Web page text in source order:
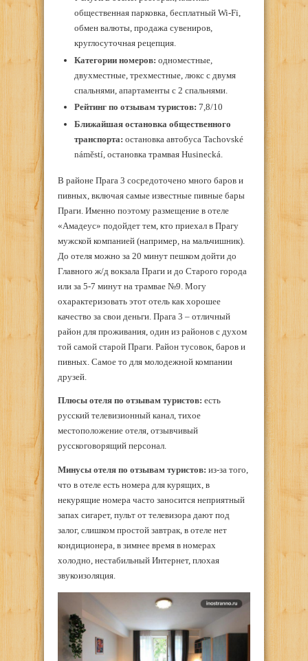
общественная парковка, бесплатный Wi-Fi,
обмен валюты, продажа сувениров,
круглосуточная рецепция.
Категории номеров: одноместные,
двухместные, трехместные, люкс с двумя
спальнями, апартаменты с 2 спальнями.
Рейтинг по отзывам туристов: 7,8/10
Ближайшая остановка общественного
транспорта: остановка автобуса Tachovské
náměstí, остановка трамвая Husinecká.
В районе Прага 3 сосредоточено много баров и
пивных, включая самые известные пивные бары
Праги. Именно поэтому размещение в отеле
«Амадеус» подойдет тем, кто приехал в Прагу
мужской компанией (например, на мальчишник).
До отеля можно за 20 минут пешком дойти до
Главного ж/д вокзала Праги и до Старого города
или за 5-7 минут на трамвае №9. Могу
охарактеризовать этот отель как хорошее
качество за свои деньги. Прага 3 – отличный
район для проживания, один из районов с духом
той самой старой Праги. Район тусовок, баров и
пивных. Самое то для молодежной компании
друзей.
Плюсы отеля по отзывам туристов: есть
русский телевизионный канал, тихое
местоположение отеля, отзывчивый
русскоговорящий персонал.
Минусы отеля по отзывам туристов: из-за того,
что в отеле есть номера для курящих, в
некурящие номера часто заносится неприятный
запах сигарет, пульт от телевизора дают под
залог, слишком простой завтрак, в отеле нет
кондиционера, в зимнее время в номерах
холодно, нестабильный Интернет, плохая
звукоизоляция.